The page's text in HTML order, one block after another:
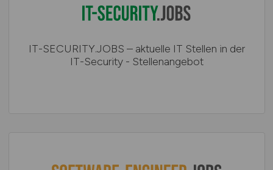
IT-SECURITY.JOBS – aktuelle IT Stellen in der
IT-Security - Stellenangebot